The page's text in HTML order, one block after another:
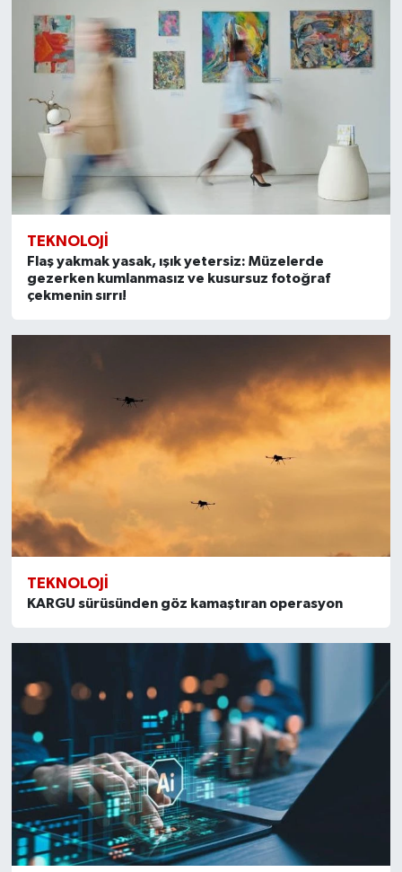
TEKNOLOJI
Flaş yakmak yasak, ışık yetersiz: Müzelerde
gezerken kumlanmasız ve kusursuz fotoğraf
çekmenin sırrı!
TEKNOLOJI
KARGU sürüsünden göz kamaştıran operasyon